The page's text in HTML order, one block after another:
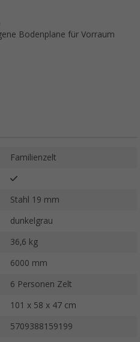
Bodenplane für Vorraum
Familienzelt
Stahl 19 mm
dunkelgrau
36,6 kg
6000 mm
6 Personen Zelt
101 x 58 x 47 cm
5709388159199